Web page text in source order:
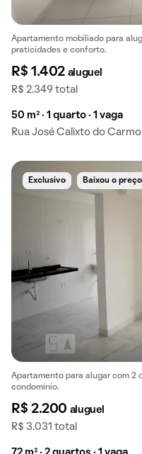
Apartamento mobiliado para
praticidades e conforto.
R$ 1.402 aluguel
R$ 2.349 total
50 m² · 1 quarto · 1 vaga
Rua José Calixto do
Exclusivo Baixou o preço
Apartamento para alugar com 2
condomínio.
R$ 2.200 aluguel
R$ 3.031 total